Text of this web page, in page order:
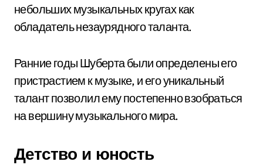
небольших музыкальных кругах как
обладатель незаурядного таланта.
Ранние годы Шуберта были определены его
пристрастием к музыке, и его уникальный
талант позволил ему постепенно взобраться
на вершину музыкального мира.
Детство и юность